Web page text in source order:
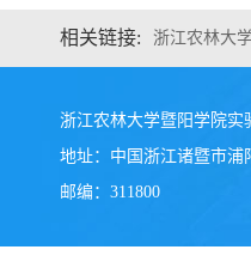
相关链接: 浙江农林大
浙江农林大学暨阳学院
地址：中国浙江诸暨市浦
邮编：311800